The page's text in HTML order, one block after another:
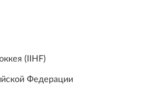
(IIHF)
Федерации